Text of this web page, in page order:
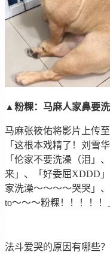
▲粉粿：马麻人家鼻要
马麻张筱佑将影片上传
「这根本戏精了！刘雪
「伦家不要洗澡（泪」
来」、「好委屈XDDD
家洗澡～～～～哭哭」
to～～～粉粿！！！！！
法斗爱哭的原因有哪些？